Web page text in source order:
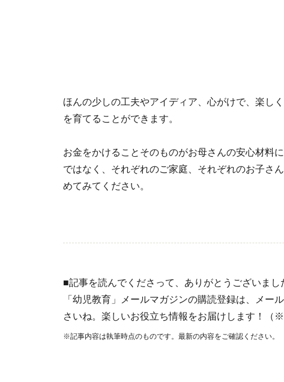
ほんの少しの工夫やアイディア、心がけで、楽し
を育てることができます。
お金をかけることそのものがお母さんの安心材料
ではなく、それぞれのご家庭、それぞれのお子さ
めてみてください。
■記事を読んでくださって、ありがとうございまし
「幼児教育」メールマガジンの購読登録は、メー
さいね。楽しいお役立ち情報をお届けします！（※
※記事内容は執筆時点のものです。最新の内容をご確認ください。